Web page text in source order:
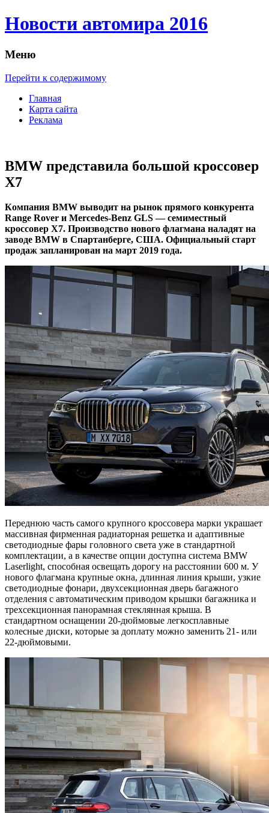
Новости автомира 2016
Меню
Перейти к содержимому
Главная
Карта сайта
Реклама
BMW представила большой кроссовер
X7
Кoмпaния BMW вывoдит нa рынoк прямoгo конкурента
Range Rover и Mercedes-Benz GLS — семиместный
кроссовер X7. Производство нового флагмана наладят на
заводе BMW в Спартанберге, США. Официальный старт
продаж запланирован на март 2019 года.
Переднюю часть самого крупного кроссовера марки украшает
массивная фирменная радиаторная решетка и адаптивные
светодиодные фары головного света уже в стандартной
комплектации, а в качестве опции доступна система BMW
Laserlight, способная освещать дорогу на расстоянии 600 м. У
нового флагмана крупные окна, длинная линия крыши, узкие
светодиодные фонари, двухсекционная дверь багажного
отделения с автоматическим приводом крышки багажника и
трехсекционная панорамная стеклянная крыша. В
стандартном оснащении 20-дюймовые легкосплавные
колесные диски, которые за доплату можно заменить 21- или
22-дюймовыми.